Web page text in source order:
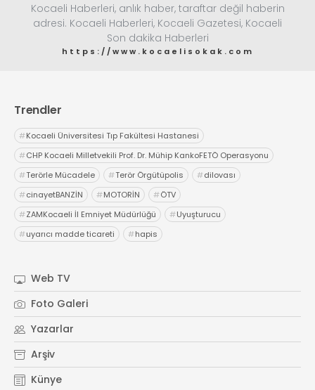
Kocaeli Haberleri, anlık haber, taraftar değil haberin
adresi. Kocaeli Haberleri, Kocaeli Gazetesi, Kocaeli
Son dakika Haberleri
https://www.kocaelisokak.com
Trendler
#Kocaeli Üniversitesi Tıp Fakültesi Hastanesi
#CHP Kocaeli Milletvekili Prof. Dr. Mühip KankoFETÖ Operasyonu
#Terörle Mücadele #Terör Örgütüpolis #dilovası
#cinayetBANZİN #MOTORİN #ÖTV
#ZAMKocaeli İl Emniyet Müdürlüğü #Uyuşturucu
#uyarıcı madde ticareti #hapis
Web TV
Foto Galeri
Yazarlar
Arşiv
Künye